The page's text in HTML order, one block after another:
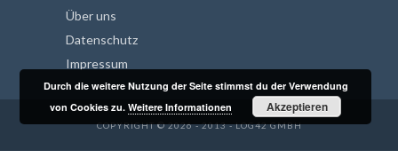
Über uns
Datenschutz
Impressum
COPYRIGHT © 2026 - 2013 - LOG42 GMBH
Durch die weitere Nutzung der Seite stimmst du der Verwendung
von Cookies zu.Weitere Informationen Akzeptieren